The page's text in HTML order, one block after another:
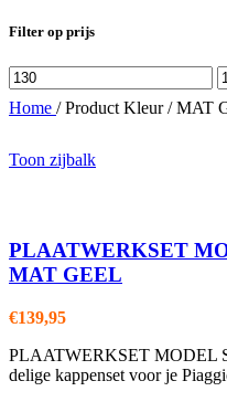
Filter op prijs
Min.
prijs
Home / Product Kleur/ MAT
Toon zijbalk
PLAATWERKSET
MAT GEEL
€139,95
PLAATWERKSET MODEL
delige kappenset voor je